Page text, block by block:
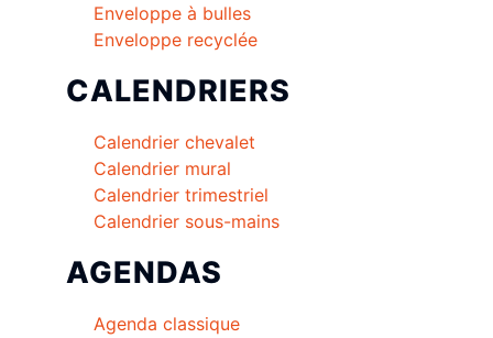
Enveloppe à bulles
Enveloppe recyclée
CALENDRIERS
Calendrier chevalet
Calendrier mural
Calendrier trimestriel
Calendrier sous-mains
AGENDAS
Agenda classique